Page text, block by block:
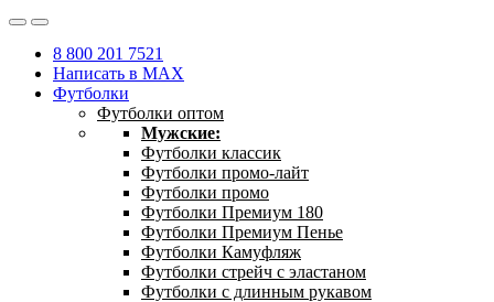
8 800 201 7521
Написать в MAX
Футболки
Футболки оптом
Мужские:
Футболки классик
Футболки промо-лайт
Футболки промо
Футболки Премиум 180
Футболки Премиум Пенье
Футболки Камуфляж
Футболки стрейч с эластаном
Футболки с длинным рукавом